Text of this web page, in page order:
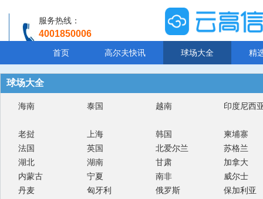
服务热线：
4001850006
首页 高尔夫快讯 球场大全 精
球场大全
海南 泰国 越南 印度尼西
老挝 上海 韩国
柬埔寨
法国
英国 北爱尔兰
苏格兰
湖北
湖南 甘肃
加拿大
内蒙古
宁夏 南非
威尔士
丹麦
匈牙利 俄罗斯
保加利亚